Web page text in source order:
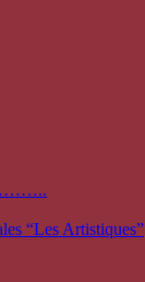
“Les Artistiques”